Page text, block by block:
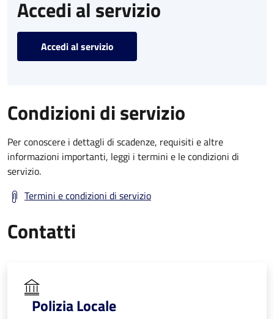
Accedi al servizio
Accedi al servizio
Condizioni di servizio
Per conoscere i dettagli di scadenze, requisiti e altre
informazioni importanti, leggi i termini e le condizioni di
servizio.
Termini e condizioni di servizio
Contatti
Polizia Locale